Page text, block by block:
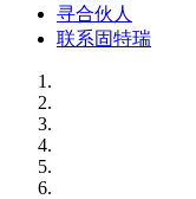
寻合伙人
联系固特瑞